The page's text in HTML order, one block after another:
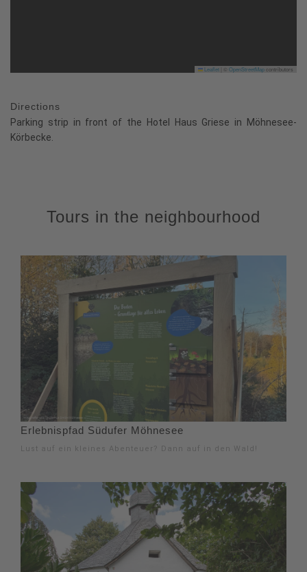
Leaflet OpenStreetMapcontributors
Directions
Parking strip in front of the Hotel Haus Griese in Möhnesee-
Körbecke.
Tours in the neighbourhood
Erlebnispfad Südufer Möhnesee
Lust auf ein kleines Abenteuer? Dann auf in den Wald!